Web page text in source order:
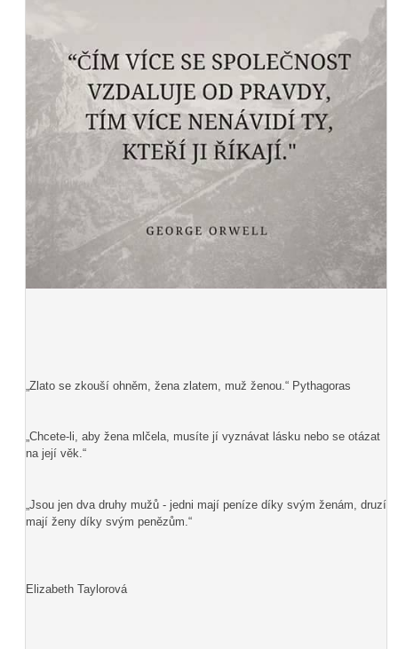
„Zlato se zkouší ohněm, žena zlatem, muž ženou.“ Pythagoras
„Chcete-li, aby žena mlčela, musíte jí vyznávat lásku nebo se otázat
na její věk.“
„Jsou jen dva druhy mužů - jedni mají peníze díky svým ženám, druzí
mají ženy díky svým penězům.“
Elizabeth Taylorová